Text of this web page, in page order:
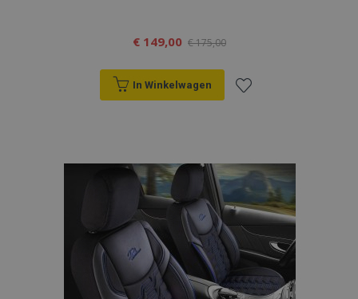
€ 149,00 € 175,00
In Winkelwagen
aan
verlanglijst